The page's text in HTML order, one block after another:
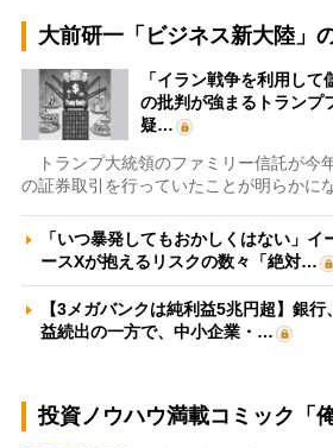
大前研一「ビジネス新大陸」
「イラン戦争を利用し
の批判が強まるトランプ
疑…
トランプ大統領のファミリー信託が今
の証券取引を行っていたことが明らかに
「いつ暴発してもおかしくはない」
ースXが抱えるリスクの数々「絶対…
【3メガバンクは純利益5兆円超】銀
益続出の一方で、中小企業・…
投資ノウハウ満載コミック「